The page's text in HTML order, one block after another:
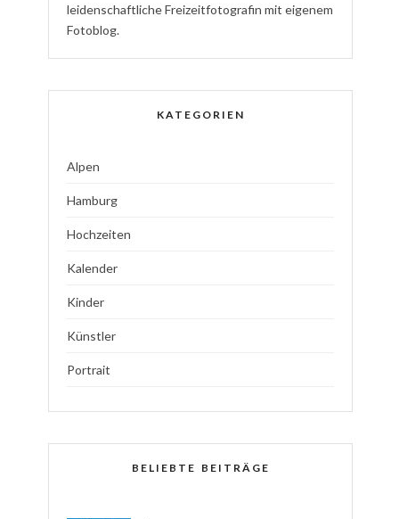
leidenschaftlicheFreizeitfotografin mit eigenem
Fotoblog.
KATEGORIEN
Alpen
Hamburg
Hochzeiten
Kalender
Kinder
Künstler
Portrait
BELIEBTE BEITRÄGE